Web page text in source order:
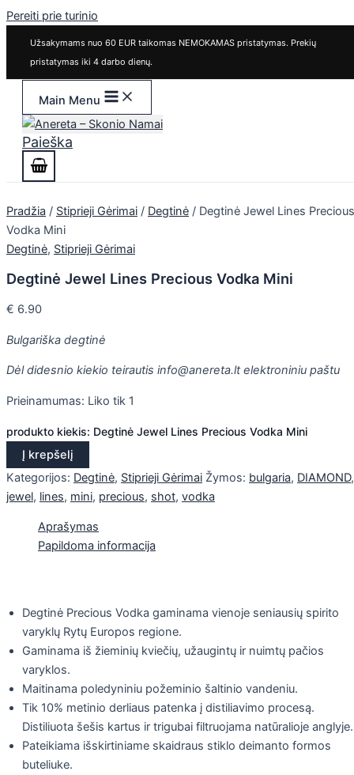
Pereiti prie turinio
Užsakymams nuo 60 EUR taikomas NEMOKAMAS pristatymas. Prekių
pristatymas iki 4 darbo dienų.
Main Menu
Paieška
Pradžia / Stiprieji Gėrimai / Degtinė / Degtinė Jewel Lines Precious
Vodka Mini
Degtinė, Stiprieji Gėrimai
Degtinė Jewel Lines Precious Vodka Mini
€ 6.90
Bulgariška degtinė
Dėl didesnio kiekio teirautis info@anereta.lt elektroniniu paštu
Prieinamumas: Liko tik 1
produkto kiekis: Degtinė Jewel Lines Precious Vodka Mini
Į krepšelį
Kategorijos: Degtinė, Stiprieji Gėrimai Žymos: bulgaria, DIAMOND,
jewel, lines, mini, precious, shot, vodka
Aprašymas
Papildoma informacija
Degtinė Precious Vodka gaminama vienoje seniausių spirito
varyklų Rytų Europos regione.
Gaminama iš žieminių kviečių, užaugintų ir nuimtų pačios
varyklos.
Maitinama poledyniniu požeminio šaltinio vandeniu.
Tik 10% metinio derliaus patenka į distiliavimo procesą.
Distiliuota šešis kartus ir trigubai filtruojama natūralioje anglyje.
Pateikiama išskirtiniame skaidraus stiklo deimanto formos
buteliuke.